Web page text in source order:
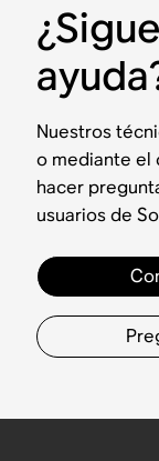
Nuestros
o mediante el
hacer
usuarios de